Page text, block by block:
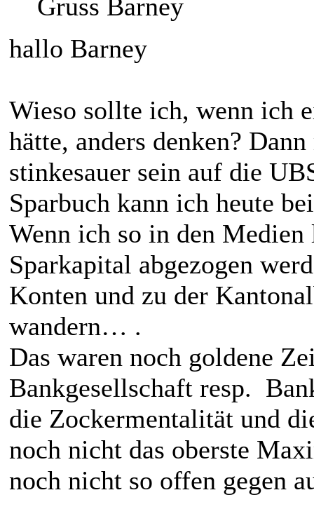
Gruss Barney
hallo Barney
Wieso sollte ich, wenn ich
hätte, anders denken?
stinkesauer sein auf die
Sparbuch kann ich heute
Wenn ich so in den
Sparkapital abgezogen
Konten und zu der
wandern… .
Das waren noch goldene
Bankgesellschaft resp.
die Zockermentalität und
noch nicht das oberste
noch nicht so offen gegen